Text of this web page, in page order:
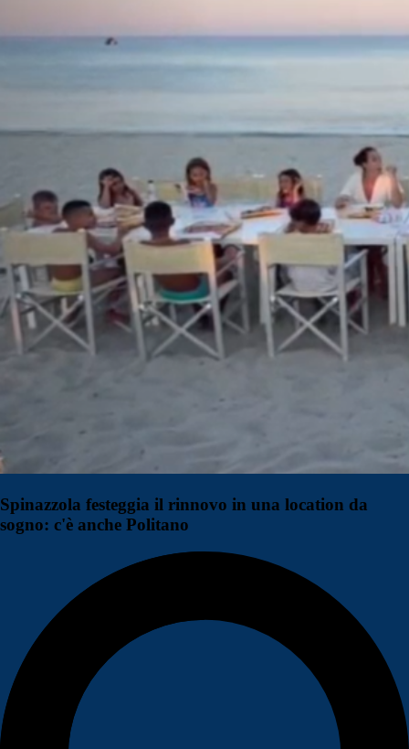
Spinazzola festeggia il rinnovo in una location da
sogno: c'è anche Politano